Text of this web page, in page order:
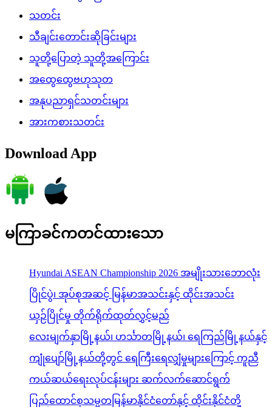
သတင်း
သီချင်းတောင်းဆိုခြင်းများ
သူတို့ပြောတဲ့ သူတို့အကြောင်း
အထွေထွေဗဟုသုတ
အနုပညာရှင်သတင်းများ
အားကစားသတင်း
Download App
မကြာခင်ကတင်ထားသော
Hyundai ASEAN Championship 2026 အမျိုးသားဘောလုံး
ပြိုင်ပွဲ၊ အုပ်စုအဆင့် မြန်မာအသင်းနှင့် ထိုင်းအသင်း
ယှဉ်ပြိုင်မှု တိုက်ရိုက်ထုတ်လွှင့်မည်
လေးမျက်နှာမြို့နယ်၊ ဟင်္သာတမြို့နယ်၊ ရေကြည်မြို့နယ်နှင့်
ကျုံပျော်မြို့နယ်တို့တွင် ရေကြီးရေလျှံမှုများကြောင့် ကူညီ
ကယ်ဆယ်ရေးလုပ်ငန်းများ ဆက်လက်ဆောင်ရွက်
ပြည်ထောင်စုသမ္မတမြန်မာနိုင်ငံတော်နှင့် ထိုင်းနိုင်ငံတို့